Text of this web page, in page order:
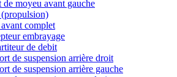
de moyeu avant gauche
complet
embrayage
de debit
de suspension arrière droit
de suspension arrière gauche